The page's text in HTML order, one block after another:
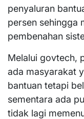
penyaluran
persen sehingga
pembenahan
Melalui govtech,
ada masyarakat
bantuan tetapi
sementara ada
tidak lagi